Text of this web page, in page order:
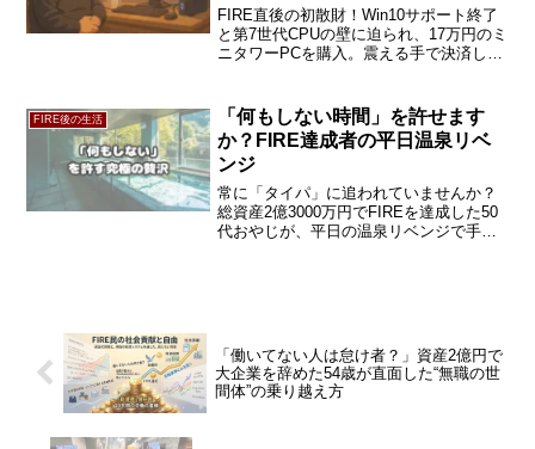
FIRE直後の初散財！Win10サポート終了
と第7世代CPUの壁に迫られ、17万円のミ
ニタワーPCを購入。震える手で決済して
重要性について綴ります。
FIRE後の生活
「何もしない時間」を許せます
か？FIRE達成者の平日温泉リベ
ンジ
常に「タイパ」に追われていませんか？
総資産2億3000万円でFIREを達成した50
代おやじが、平日の温泉リベンジで手に
「働いてない人は怠け者？」資産2億円で
大企業を辞めた54歳が直面した“無職の世
間体”の乗り越え方